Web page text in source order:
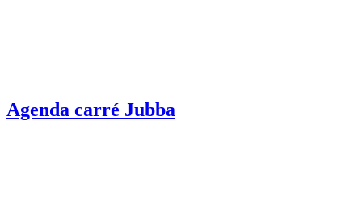
Agenda carré Jubba